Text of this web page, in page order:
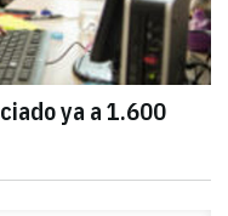
ya a 1.600